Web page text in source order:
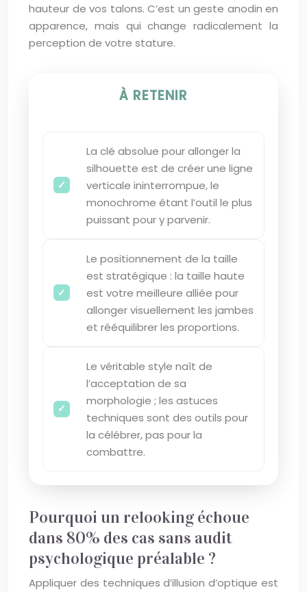
hauteur de vos talons. C’est un geste anodin en
apparence, mais qui change radicalement la
perception de votre stature.
À RETENIR
La clé absolue pour allonger la
silhouette est de créer une ligne
verticale ininterrompue, le
monochrome étant l’outil le plus
puissant pour y parvenir.
Le positionnement de la taille
est stratégique : la taille haute
est votre meilleure alliée pour
allonger visuellement les jambes
et rééquilibrer les proportions.
Le véritable style naît de
l’acceptation de sa
morphologie ; les astuces
techniques sont des outils pour
la célébrer, pas pour la
combattre.
Pourquoi un relooking échoue
dans 80% des cas sans audit
psychologique préalable ?
Appliquer des techniques d’illusion d’optique est